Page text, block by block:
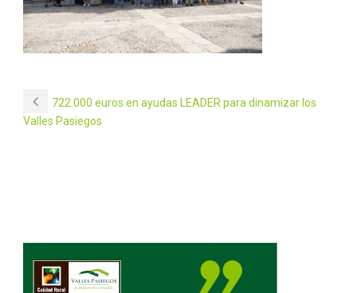
722.000 euros en ayudas LEADER para dinamizar los
Valles Pasiegos